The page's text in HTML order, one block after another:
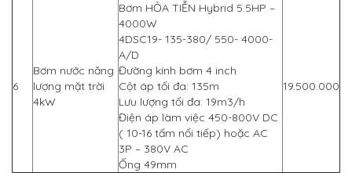
6
Bơm nước năng
lượng mặt trời
4kW
Bơm HỎA TIỄN Hybrid 5.5HP –
4000W
4DSC19- 135-380/ 550- 4000-
A/D
Đường kính bơm 4 inch
Cột áp tối đa: 135m
Lưu lượng tối đa: 19m3/h
Điện áp làm việc 450-800V DC
( 10-16 tấm nối tiếp) hoặc AC
3P – 380V AC
Ống 49mm
19.500.000